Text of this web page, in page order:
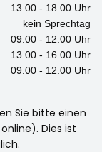
13.00 - 18.00 Uhr
kein Sprechtag
09.00 - 12.00 Uhr
13.00 - 16.00 Uhr
09.00 - 12.00 Uhr
Sie bitte einen
Dies ist